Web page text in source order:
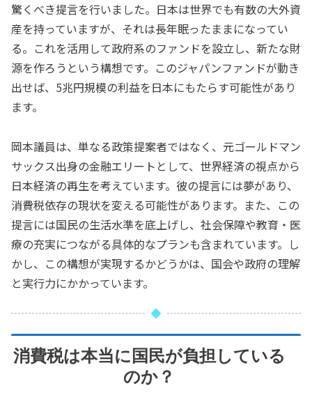
驚くべき提言を行いました。日本は世界でも有数の大外資
産を持っていますが、それは長年眠ったままになってい
る。これを活用して政府系のファンドを設立し、新たな財
源を作ろうという構想です。このジャパンファンドが動き
出せば、5兆円規模の利益を日本にもたらす可能性があり
ます。
岡本議員は、単なる政策提案者ではなく、元ゴールドマン
サックス出身の金融エリートとして、世界経済の視点から
日本経済の再生を考えています。彼の提言には夢があり、
消費税依存の現状を変える可能性があります。また、この
提言には国民の生活水準を底上げし、社会保障や教育・医
療の充実につながる具体的なプランも含まれています。し
かし、この構想が実現するかどうかは、国会や政府の理解
と実行力にかかっています。
消費税は本当に国民が負担している
のか？